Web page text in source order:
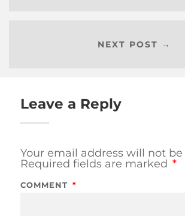
NEXT POST →
Leave a Reply
Your email address will not
Required fields are marked *
COMMENT *